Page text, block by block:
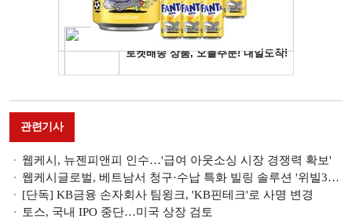
관련기사
웹케시, 뉴젠피앤피 인수…'급여 아웃소싱 시장 경쟁력 확보'
웹케시글로벌, 베트남서 청구·수납 특화 빌링 솔루션 '위빌365' 출시
[단독] KB금융 손자회사 팀윙크, 'KB핀테크'로 사명 변경
토스, 국내 IPO 중단…미국 상장 검토